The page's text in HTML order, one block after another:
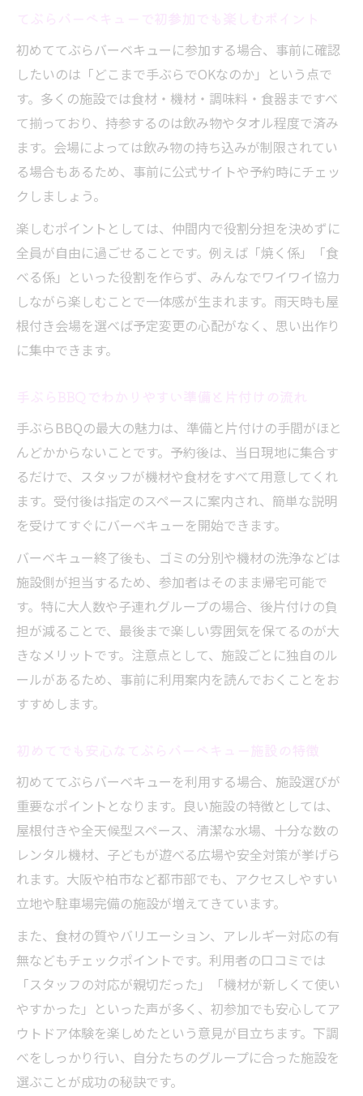
初めててぶらバーベキューに参加する場合、事前に確認
したいのは「どこまで手ぶらでOKなのか」という点で
す。多くの施設では食材・機材・調味料・食器まですべ
て揃っており、持参するのは飲み物やタオル程度で済み
ます。会場によっては飲み物の持ち込みが制限されてい
る場合もあるため、事前に公式サイトや予約時にチェッ
クしましょう。
楽しむポイントとしては、仲間内で役割分担を決めずに
全員が自由に過ごせることです。例えば「焼く係」「食
べる係」といった役割を作らず、みんなでワイワイ協力
しながら楽しむことで一体感が生まれます。雨天時も屋
根付き会場を選べば予定変更の心配がなく、思い出作り
に集中できます。
手ぶらBBQの最大の魅力は、準備と片付けの手間がほと
んどかからないことです。予約後は、当日現地に集合す
るだけで、スタッフが機材や食材をすべて用意してくれ
ます。受付後は指定のスペースに案内され、簡単な説明
を受けてすぐにバーベキューを開始できます。
バーベキュー終了後も、ゴミの分別や機材の洗浄などは
施設側が担当するため、参加者はそのまま帰宅可能で
す。特に大人数や子連れグループの場合、後片付けの負
担が減ることで、最後まで楽しい雰囲気を保てるのが大
きなメリットです。注意点として、施設ごとに独自のル
ールがあるため、事前に利用案内を読んでおくことをお
すすめします。
初めててぶらバーベキューを利用する場合、施設選びが
重要なポイントとなります。良い施設の特徴としては、
屋根付きや全天候型スペース、清潔な水場、十分な数の
レンタル機材、子どもが遊べる広場や安全対策が挙げら
れます。大阪や柏市など都市部でも、アクセスしやすい
立地や駐車場完備の施設が増えてきています。
また、食材の質やバリエーション、アレルギー対応の有
無などもチェックポイントです。利用者の口コミでは
「スタッフの対応が親切だった」「機材が新しくて使い
やすかった」といった声が多く、初参加でも安心してア
ウトドア体験を楽しめたという意見が目立ちます。下調
べをしっかり行い、自分たちのグループに合った施設を
選ぶことが成功の秘訣です。